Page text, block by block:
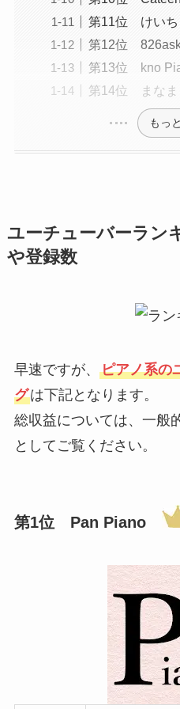
第11位 けいち
第12位
第13位 kno
第14位 まなま
もっ
ユーチューバーラン
や登録数
早速ですが、 ピアノ系の
グは下記となります。
総収益については、一般
としてご覧ください。
第1位 Pan Piano